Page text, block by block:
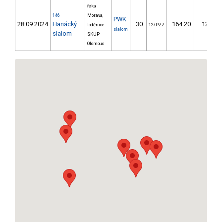
28.09.2024
146
Hanácký
slalom
řeka
Morava,
loděnice
SKUP
Olomouc
PWK
slalom
30. 12/PZZ 164.20 129,6